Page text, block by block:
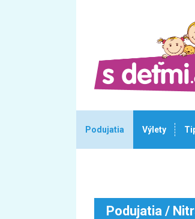
Podujatia Výlety
Podujatia /